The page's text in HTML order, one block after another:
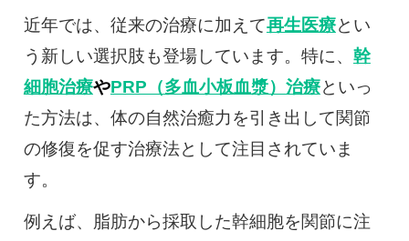
近年では、従来の治療に加えて再生医療とい
う新しい選択肢も登場しています。特に、 幹
細胞治療やPRP（多血小板血漿）治療といっ
た方法は、体の自然治癒力を引き出して関節
の修復を促す治療法として注目されていま
す。
例えば、脂肪から採取した幹細胞を関節に注